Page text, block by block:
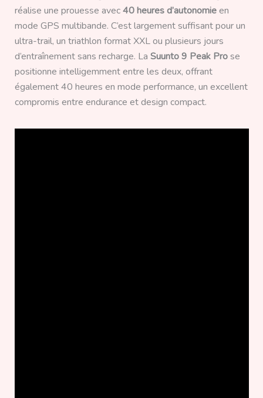
réalise une prouesse avec40 heures d’autonomieen
mode GPS multibande. C’est largement suffisant pour un
ultra-trail, un triathlon format XXL ou plusieurs jours
d’entraînement sans recharge. La Suunto 9 Peak Prose
positionne intelligemment entre les deux, offrant
également 40 heures en mode performance, un excellent
compromis entre endurance et design compact.